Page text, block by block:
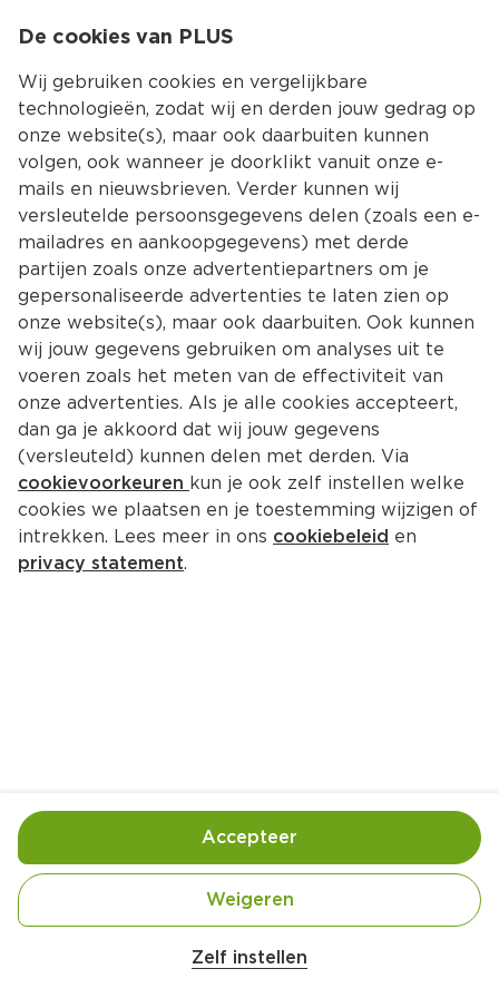
Kies jouw
Terug Producten
Neutraal gedr kauwstaafjes 20st
Per Stuk 20 st
Handige informatie over dit product
Ingekocht door jouw PLUS
De cookies van PLUS
Wij gebruiken cookies en vergelijkbare
technologieën, zodat wij en derden jouw gedrag op
onze website(s), maar ook daarbuiten kunnen
volgen, ook wanneer je doorklikt vanuit onze e-
mails en nieuwsbrieven. Verder kunnen wij
versleutelde persoonsgegevens delen (zoals een e-
mailadres en aankoopgegevens) met derde
partijen zoals onze advertentiepartners om je
gepersonaliseerde advertenties te laten zien op
onze website(s), maar ook daarbuiten. Ook kunnen
wij jouw gegevens gebruiken om analyses uit te
voeren zoals het meten van de effectiviteit van
onze advertenties. Als je alle cookies accepteert,
dan ga je akkoord dat wij jouw gegevens
(versleuteld) kunnen delen met derden. Via
cookievoorkeuren kun je ook zelf instellen welke
cookies we plaatsen en je toestemming wijzigen of
intrekken. Lees meer in ons cookiebeleid en
privacy statement.
Zelf instellen
Weigeren
Accepteer